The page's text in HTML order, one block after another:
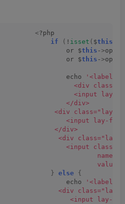
<?php
if
( ! isset ( $this
or $
this ->
or $
this ->
echo
'<label
<div
<input lay-
</div>
<div
<input lay-
</div>
<div
<input
} else {
echo
'<label
<div
<input lay-